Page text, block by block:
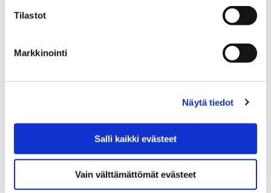
Tilastot
Markkinointi
Näytä tiedot
Salli kaikki evästeet
Vain välttämättömät evästeet
Tutor teachers of the English stream
24A Tuure Puurunen, tuure.puurunen(at)edupori.fi
susanna.hietanen(at)edupori.fi
22A Sanna Hohkuri, sanna.hohkuri(at)edupori.fi
21A Marita Thomasson,
School social workers